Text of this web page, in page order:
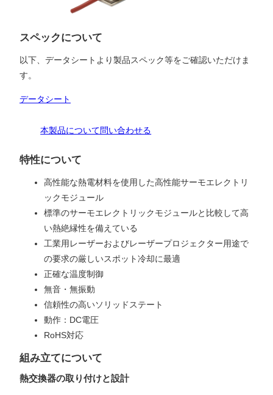
スペックについて
以下、データシートより製品スペック等をご確認いただけま
す。
データシート
本製品について問い合わせる
特性について
高性能な熱電材料を使用した高性能サーモエレクトリ
ックモジュール
標準のサーモエレクトリックモジュールと比較して高
い熱絶縁性を備えている
工業用レーザーおよびレーザープロジェクター用途で
の要求の厳しいスポット冷却に最適
正確な温度制御
無音・無振動
信頼性の高いソリッドステート
動作：DC電圧
RoHS対応
組み立てについて
熱交換器の取り付けと設計